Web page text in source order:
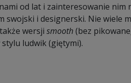
od lat i zainteresowanie nim
swojski i designerski. Nie wiele
wersji smooth(bez
ludwik (giętymi).